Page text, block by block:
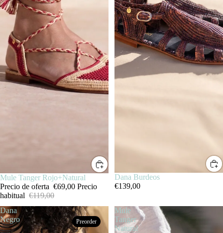
SALE
Mule Tanger Rojo+Natural
Precio de oferta €69,00 Precio
habitual €119,00
Dana Burdeos
€139,00
Dana
Negro
Preorder
Mule
Tanger
Natural